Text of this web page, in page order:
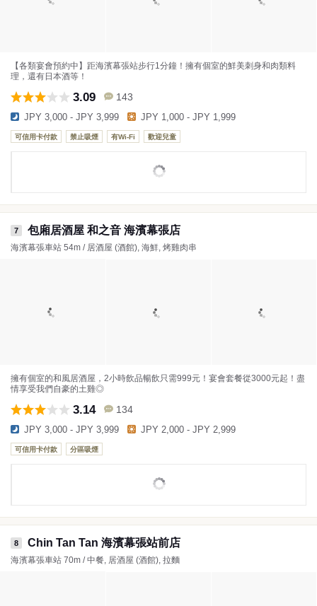
【各類宴會預約中】距海濱幕張站步行1分鐘！擁有個室的鮮美刺身和肉類料
理，還有日本酒等！
3.09 143
JPY 3,000 - JPY 3,999 JPY 1,000 - JPY 1,999
可信用卡付款 禁止吸煙 有Wi-Fi 歡迎兒童
7 包廂居酒屋 和之音 海濱幕張店
海濱幕張車站 54m / 居酒屋 (酒館), 海鮮, 烤雞肉串
擁有個室的和風居酒屋，2小時飲品暢飲只需999元！宴會套餐從3000元起！盡
情享受我們自豪的土雞◎
3.14 134
JPY 3,000 - JPY 3,999 JPY 2,000 - JPY 2,999
可信用卡付款 分區吸煙
8 Chin Tan Tan 海濱幕張站前店
海濱幕張車站 70m / 中餐, 居酒屋 (酒館), 拉麵